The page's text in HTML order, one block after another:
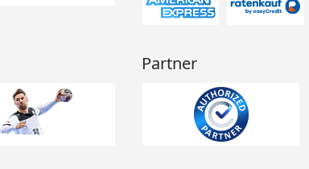
Partner